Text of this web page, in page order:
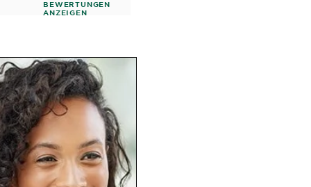
BEWERTUNGEN
ANZEIGEN